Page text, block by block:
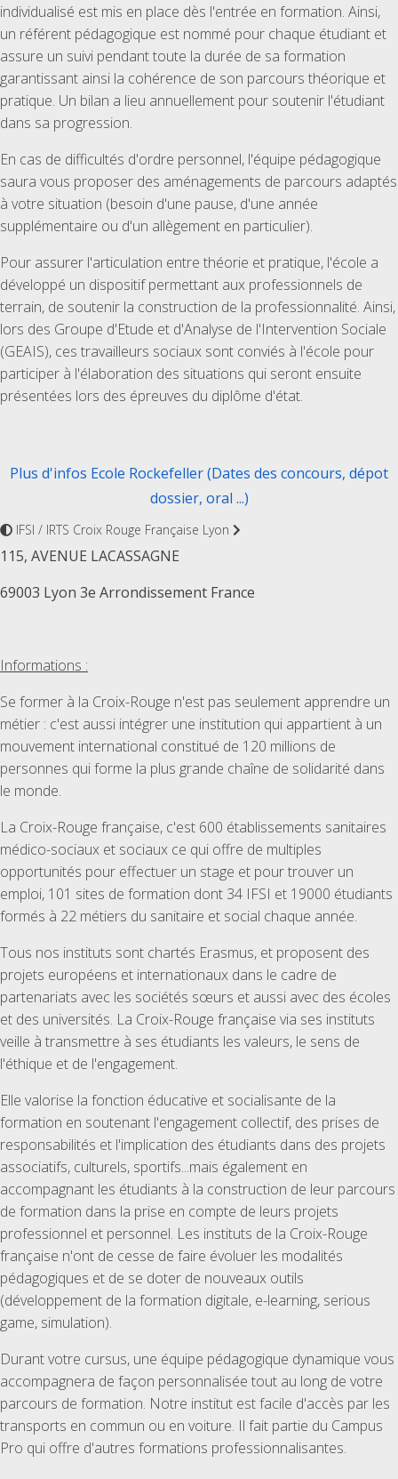
individualisé est mis en place dès l'entrée en formation. Ainsi,
un référent pédagogique est nommé pour chaque étudiant et
assure un suivi pendant toute la durée de sa formation
garantissant ainsi la cohérence de son parcours théorique et
pratique. Un bilan a lieu annuellement pour soutenir l'étudiant
dans sa progression.
En cas de difficultés d'ordre personnel, l'équipe pédagogique
saura vous proposer des aménagements de parcours adaptés
à votre situation (besoin d'une pause, d'une année
supplémentaire ou d'un allègement en particulier).
Pour assurer l'articulation entre théorie et pratique, l'école a
développé un dispositif permettant aux professionnels de
terrain, de soutenir la construction de la professionnalité. Ainsi,
lors des Groupe d'Etude et d'Analyse de l'Intervention Sociale
(GEAIS), ces travailleurs sociaux sont conviés à l'école pour
participer à l'élaboration des situations qui seront ensuite
présentées lors des épreuves du diplôme d'état.
Plus d'infos Ecole Rockefeller (Dates des concours, dépot
dossier, oral ...)
IFSI / IRTS Croix Rouge Française Lyon
115, AVENUE LACASSAGNE
69003 Lyon 3e Arrondissement France
Informations :
Se former à la Croix-Rouge n'est pas seulement apprendre un
métier : c'est aussi intégrer une institution qui appartient à un
mouvement international constitué de 120 millions de
personnes qui forme la plus grande chaîne de solidarité dans
le monde.
La Croix-Rouge française, c'est 600 établissements sanitaires
médico-sociaux et sociaux ce qui offre de multiples
opportunités pour effectuer un stage et pour trouver un
emploi, 101 sites de formation dont 34 IFSI et 19000 étudiants
formés à 22 métiers du sanitaire et social chaque année.
Tous nos instituts sont chartés Erasmus, et proposent des
projets européens et internationaux dans le cadre de
partenariats avec les sociétés sœurs et aussi avec des écoles
et des universités. La Croix-Rouge française via ses instituts
veille à transmettre à ses étudiants les valeurs, le sens de
l'éthique et de l'engagement.
Elle valorise la fonction éducative et socialisante de la
formation en soutenant l'engagement collectif, des prises de
responsabilités et l'implication des étudiants dans des projets
associatifs, culturels, sportifs...mais également en
accompagnant les étudiants à la construction de leur parcours
de formation dans la prise en compte de leurs projets
professionnel et personnel. Les instituts de la Croix-Rouge
française n'ont de cesse de faire évoluer les modalités
pédagogiques et de se doter de nouveaux outils
(développement de la formation digitale, e-learning, serious
game, simulation).
Durant votre cursus, une équipe pédagogique dynamique vous
accompagnera de façon personnalisée tout au long de votre
parcours de formation. Notre institut est facile d'accès par les
transports en commun ou en voiture. Il fait partie du Campus
Pro qui offre d'autres formations professionnalisantes.